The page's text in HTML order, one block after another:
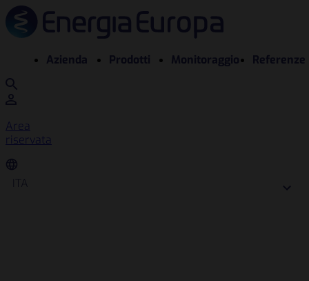
Azienda Prodotti Monitoraggio Referenze
Area
riservata
ITA